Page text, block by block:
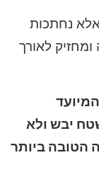
נחתכות
ומחזיק לאורך
יבש ולא
הטובה ביותר